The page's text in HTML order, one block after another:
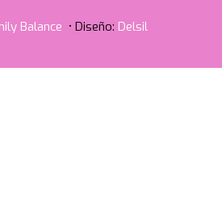
Balance • Diseño: Delsil